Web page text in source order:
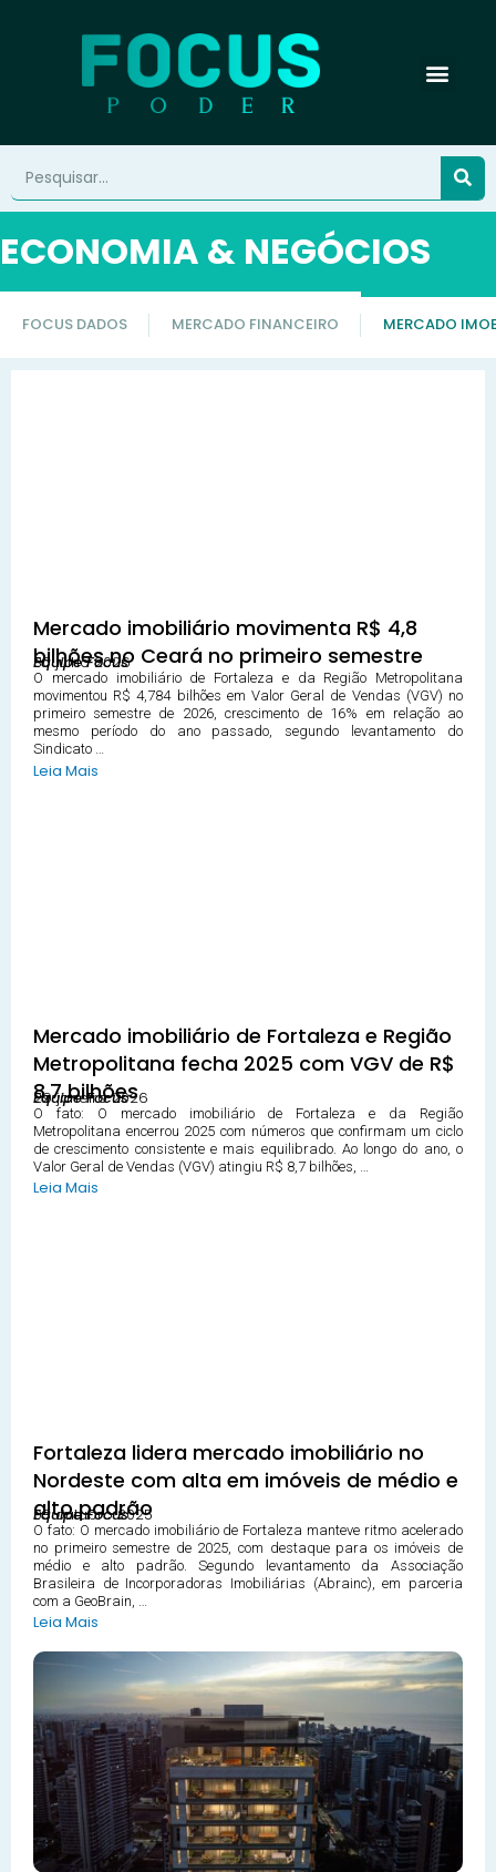
ECONOMIA & NEGÓCIOS
FOCUS DADOS MERCADO FINANCEIRO MERCADO
Mercado imobiliário movimenta R$ 4,8
bilhões no Ceará no primeiro semestre
30 julho 2026
Equipe Focus
O mercado imobiliário de Fortaleza e da Região Metropolitana
movimentou R$ 4,784 bilhões em Valor Geral de Vendas (VGV) no
primeiro semestre de 2026, crescimento de 16% em relação ao
mesmo período do ano passado, segundo levantamento do
Sindicato …
Leia Mais
Mercado imobiliário de Fortaleza e Região
Metropolitana fecha 2025 com VGV de R$
8,7 bilhões
29 janeiro 2026
Equipe Focus
O fato: O mercado imobiliário de Fortaleza e da Região
Metropolitana encerrou 2025 com números que confirmam um ciclo
de crescimento consistente e mais equilibrado. Ao longo do ano, o
Valor Geral de Vendas (VGV) atingiu R$ 8,7 bilhões, …
Leia Mais
Fortaleza lidera mercado imobiliário no
Nordeste com alta em imóveis de médio e
alto padrão
03 outubro 2025
Equipe Focus
O fato: O mercado imobiliário de Fortaleza manteve ritmo acelerado
no primeiro semestre de 2025, com destaque para os imóveis de
médio e alto padrão. Segundo levantamento da Associação
Brasileira de Incorporadoras Imobiliárias (Abrainc), em parceria
com a GeoBrain, …
Leia Mais